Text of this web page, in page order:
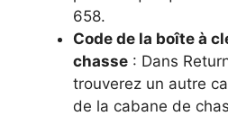
658.
Code de la boîte à
chasse : Dans
trouverez un autre
de la cabane de